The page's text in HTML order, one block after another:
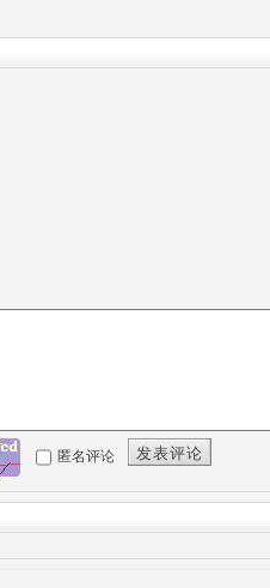
匿名评论 发表评论